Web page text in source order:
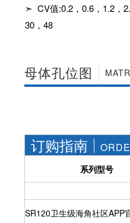
➣ CV值:0.2，0.6，1.2，
30，48
母体孔位图
订购指南
系列型号
SR120卫生级海角社区APP